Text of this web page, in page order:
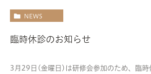
NEWS
臨時休診のお知らせ
3月29日(金曜日)は研修会参加のため、臨時